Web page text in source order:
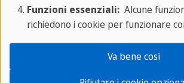
Mellieħa - Beatitudine da
Cerchi il sole? Prendi un
Mellieħa e crogiolati al sole su
spiagge più famose di Malta.
Funzioni essenziali:Alcune
richiedono i cookie per funzionare
Va bene così